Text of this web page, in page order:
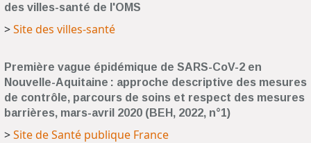
des villes-santé de l'OMS
>Site des villes-santé
Première vague épidémique de SARS-CoV-2 en
Nouvelle-Aquitaine : approche descriptive des mesures
de contrôle, parcours de soins et respect des mesures
barrières, mars-avril 2020 (BEH, 2022, n°1)
>Site de Santé publique France